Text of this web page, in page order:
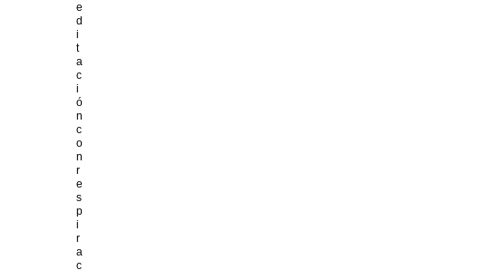
e
d
i
t
a
c
i
ó
n
c
o
n
r
e
s
p
i
r
a
c